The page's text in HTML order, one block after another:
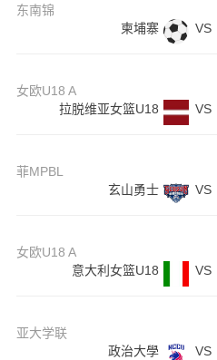
东南锦
柬埔寨
VS
女欧U18 A
拉脱维亚女篮U18
VS
菲MPBL
玄山勇士
VS
女欧U18 A
意大利女篮U18
VS
亚大学联
政治大學
VS